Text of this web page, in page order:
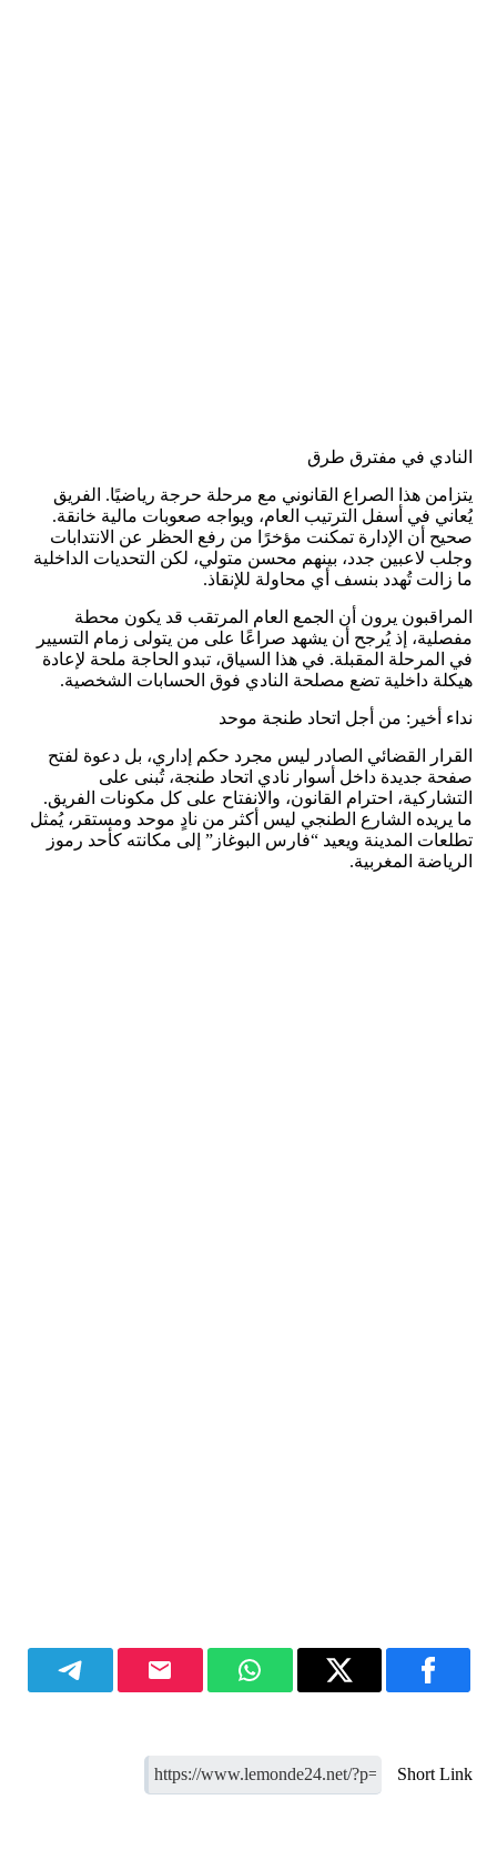
النادي في مفترق طرق
يتزامن هذا الصراع القانوني مع مرحلة حرجة رياضيًا. الفريق
يُعاني في أسفل الترتيب العام، ويواجه صعوبات مالية خانقة.
صحيح أن الإدارة تمكنت مؤخرًا من رفع الحظر عن الانتدابات
وجلب لاعبين جدد، بينهم محسن متولي، لكن التحديات الداخلية
ما زالت تُهدد بنسف أي محاولة للإنقاذ.
المراقبون يرون أن الجمع العام المرتقب قد يكون محطة
مفصلية، إذ يُرجح أن يشهد صراعًا على من يتولى زمام التسيير
في المرحلة المقبلة. في هذا السياق، تبدو الحاجة ملحة لإعادة
هيكلة داخلية تضع مصلحة النادي فوق الحسابات الشخصية.
نداء أخير: من أجل اتحاد طنجة موحد
القرار القضائي الصادر ليس مجرد حكم إداري، بل دعوة لفتح
صفحة جديدة داخل أسوار نادي اتحاد طنجة، تُبنى على
التشاركية، احترام القانون، والانفتاح على كل مكونات الفريق.
ما يريده الشارع الطنجي ليس أكثر من نادٍ موحد ومستقر، يُمثل
تطلعات المدينة ويعيد “فارس البوغاز” إلى مكانته كأحد رموز
الرياضة المغربية.
Short Link